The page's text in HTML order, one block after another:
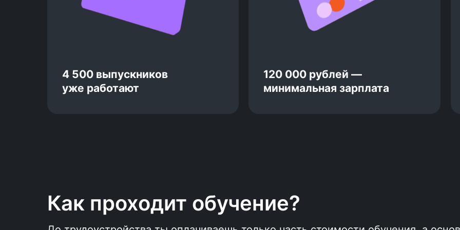
по вопросам, которые может
задать работодатель
ускорить поиск и сэкономить
твоё время
Средний доход выпускников
4 500 выпускников
уже работают
120 000 рублей —
минимальная зарплата
Как проходит обучение?